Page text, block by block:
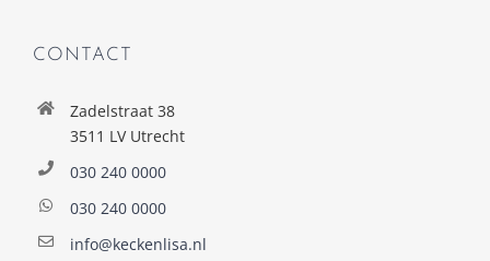
CONTACT
Zadelstraat 38
3511 LV Utrecht
030 240 0000
030 240 0000
info@keckenlisa.nl